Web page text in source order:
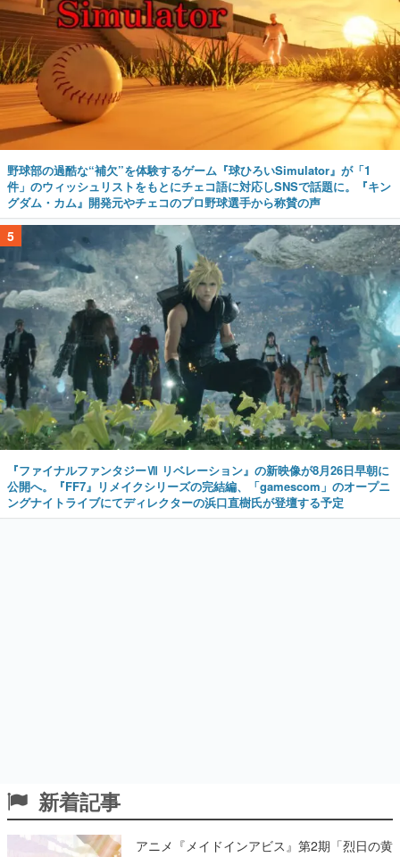
野球部の過酷な“補欠”を体験するゲーム『球ひろいSimulator』が「1
件」のウィッシュリストをもとにチェコ語に対応しSNSで話題に。『キン
グダム・カム』開発元やチェコのプロ野球選手から称賛の声
5
『ファイナルファンタジーⅦ リベレーション』の新映像が8月26日早朝に
公開へ。『FF7』リメイクシリーズの完結編、「gamescom」のオープニ
ングナイトライブにてディレクターの浜口直樹氏が登壇する予定
新着記事
アニメ『メイドインアビス』第2期「烈日の黄